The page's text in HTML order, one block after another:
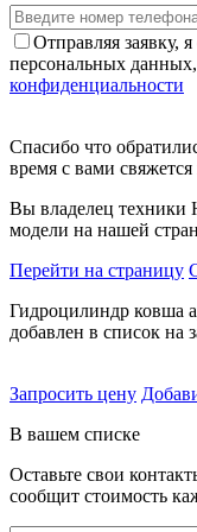
Отправляя заявку,
персональных
конфиденциальности
Спасибо что
время с вами
Вы владелец техники
модели на нашей
Перейти на страницу
Гидроцилиндр ковша
добавлен в список на
Запросить цену
В вашем списке
Оставьте свои
сообщит стоимость